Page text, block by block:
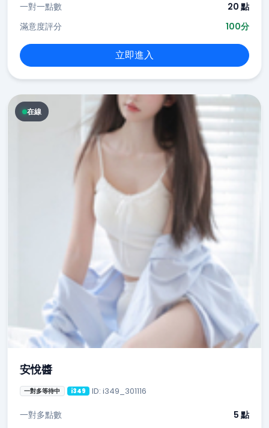
一對一點數
20 點
滿意度評分
100分
立即進入
在線
安悅醬
一對多等待中 i349 ID: i349_301116
一對多點數
5 點